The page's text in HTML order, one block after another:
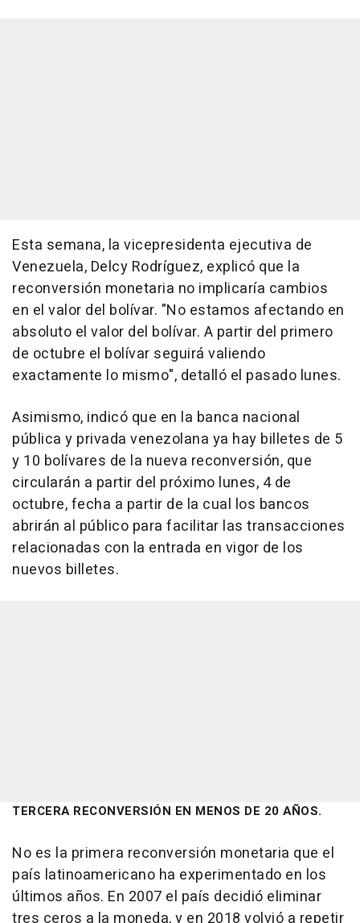
Esta semana, la vicepresidenta ejecutiva de
Venezuela, Delcy Rodríguez, explicó que la
reconversión monetaria no implicaría cambios
en el valor del bolívar. "No estamos afectando en
absoluto el valor del bolívar. A partir del primero
de octubre el bolívar seguirá valiendo
exactamente lo mismo", detalló el pasado lunes.
Asimismo, indicó que en la banca nacional
pública y privada venezolana ya hay billetes de 5
y 10 bolívares de la nueva reconversión, que
circularán a partir del próximo lunes, 4 de
octubre, fecha a partir de la cual los bancos
abrirán al público para facilitar las transacciones
relacionadas con la entrada en vigor de los
nuevos billetes.
TERCERA RECONVERSIÓN EN MENOS DE 20 AÑOS.
No es la primera reconversión monetaria que el
país latinoamericano ha experimentado en los
últimos años. En 2007 el país decidió eliminar